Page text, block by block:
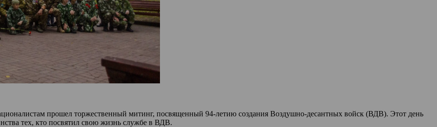
прошел торжественный митинг, посвященный 94-летию создания Воздушно-десантных войск (ВДВ). Этот день
тех, кто посвятил свою жизнь службе в ВДВ.